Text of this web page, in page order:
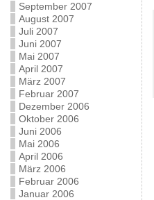
September 2007
August 2007
Juli 2007
Juni 2007
Mai 2007
April 2007
März 2007
Februar 2007
Dezember 2006
Oktober 2006
Juni 2006
Mai 2006
April 2006
März 2006
Februar 2006
Januar 2006